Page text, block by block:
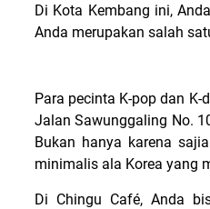
Di Kota Kembang ini,
Anda merupakan salah
Para pecinta K-pop dan
Jalan Sawunggaling No.
Bukan hanya karena
minimalis ala Korea yang
Di Chingu Café, Anda